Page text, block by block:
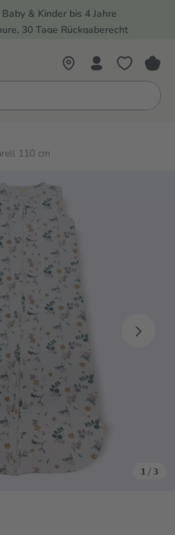
springen& Kinder bis 4 Jahre
30 Tage Rückgaberecht
110 cm
1 / 3